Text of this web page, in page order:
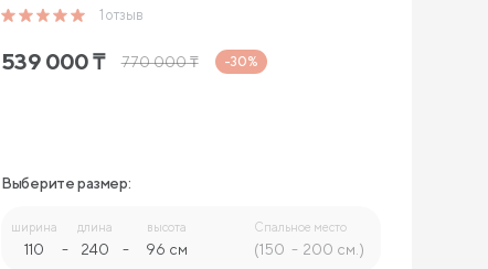
1 отзыв
539 000₸ 770 000₸ -30%
Выберите размер:
ширина
110 -
длина
240 -
высота
96 см
Спальное место
(150 200 см.)